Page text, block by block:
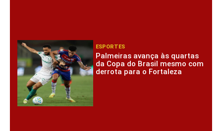
ESPORTES
Palmeiras avança às quartas
da Copa do Brasil mesmo com
derrota para o Fortaleza